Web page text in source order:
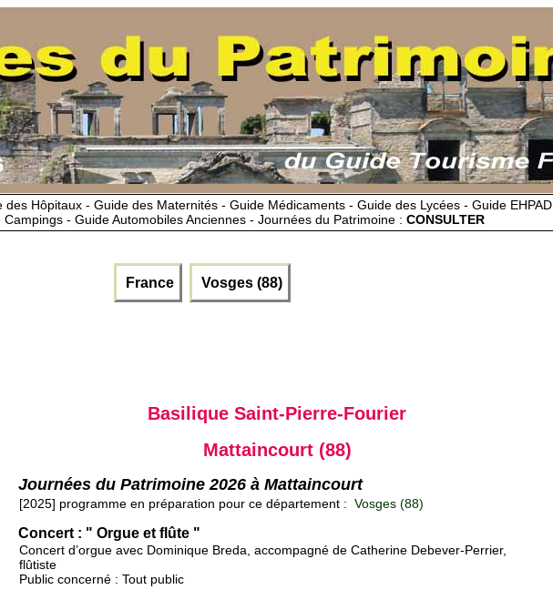
Hôpitaux - Guide des Maternités - Guide Médicaments - Guide des Lycées - Guide EHPAD
- Guide Automobiles Anciennes - Journées du Patrimoine : CONSULTER
France Vosges (88)
Basilique Saint-Pierre-Fourier
Mattaincourt (88)
Journées du Patrimoine 2026 à Mattaincourt
[2025] programme en préparation pour ce département : Vosges (88)
Concert : " Orgue et flûte "
Concert d’orgue avec Dominique Breda, accompagné de Catherine Debever-Perrier,
flûtiste
Public concerné : Tout public